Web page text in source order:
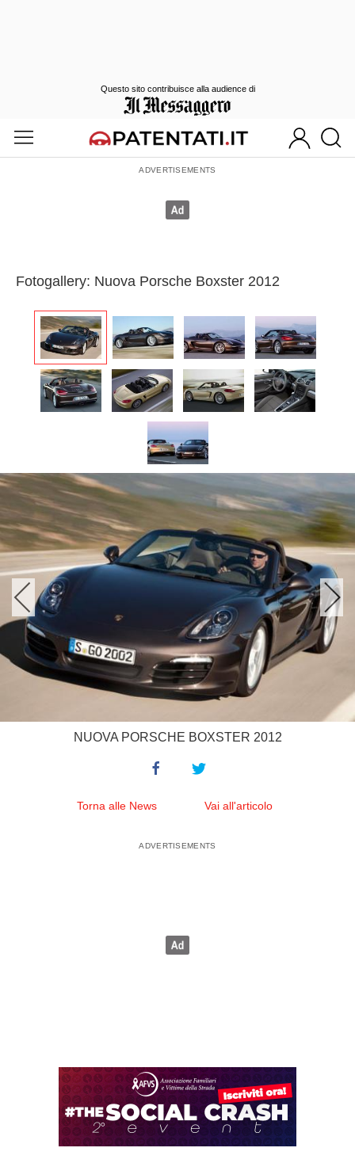
Fotogallery: Nuova Porsche Boxster 2012
NUOVA PORSCHE BOXSTER 2012
Torna alle News Vai all'articolo
Questo sito contribuisce alla audience di